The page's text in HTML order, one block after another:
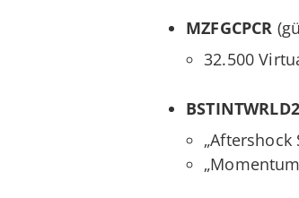
MZFGCPCR
32.500
„Aftershock